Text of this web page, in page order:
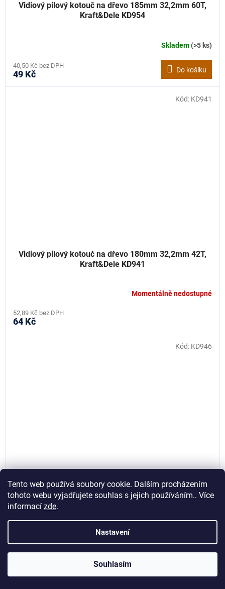
Tento web používá soubory cookie. Dalším procházením
tohoto webu vyjadřujete souhlas s jejich používáním.. Více
informací zde.
Nastavení
Souhlasím
Vidiový pilový kotouč na dřevo 185mm 32,2mm 60T,
Kraft&Dele KD954
Skladem(>5 ks)
40,50 Kč bez DPH
49 Kč Do košíku
Vidiový pilový kotouč na dřevo 180mm 32,2mm 42T,
Kraft&Dele KD941
Momentálně nedostupné
52,89 Kč bez DPH
64 Kč
Kód: KD941
Vidiový pilový kotouč na dřevo 250mm 32,2mm 42T,
Kód: KD946